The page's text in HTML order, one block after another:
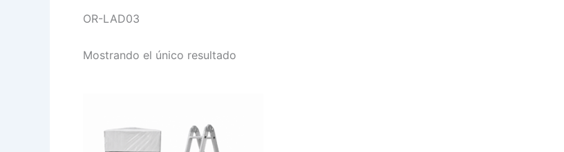
OR-LAD03
Mostrando el único resultado
ALUMINIO